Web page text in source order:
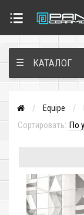
☰ КАТАЛОГ
Equipe
Сортировать: